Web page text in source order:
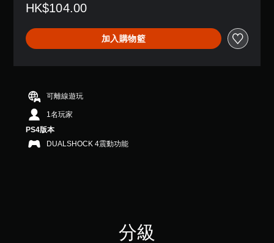
分
4
.
（
滿
分
5
顆
星
HK$104.00
加入購物籃
可離線遊玩
1名玩家
PS4版本
DUALSHOCK 4震動功能
分級